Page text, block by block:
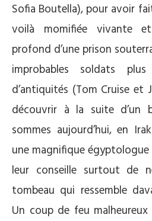
Sofia Boutella), pour avoir
voilà momifiée vivante
profond d’une prison
improbables soldats
d’antiquités (Tom Cruise et
découvrir à la suite d’un
sommes aujourd’hui, en
une magnifique
leur conseille surtout de
tombeau qui ressemble
Un coup de feu